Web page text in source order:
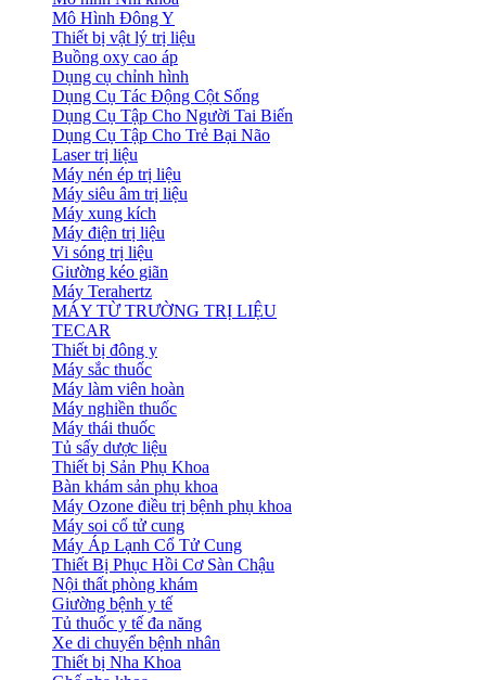
Mô Hình Đông Y
Thiết bị vật lý trị liệu
Buồng oxy cao áp
Dụng cụ chỉnh hình
Dụng Cụ Tác Động Cột Sống
Dụng Cụ Tập Cho Người Tai Biến
Dụng Cụ Tập Cho Trẻ Bại Não
Laser trị liệu
Máy nén ép trị liệu
Máy siêu âm trị liệu
Máy xung kích
Máy điện trị liệu
Vi sóng trị liệu
Giường kéo giãn
Máy Terahertz
MÁY TỪ TRƯỜNG TRỊ LIỆU
TECAR
Thiết bị đông y
Máy sắc thuốc
Máy làm viên hoàn
Máy nghiền thuốc
Máy thái thuốc
Tủ sấy dược liệu
Thiết bị Sản Phụ Khoa
Bàn khám sản phụ khoa
Máy Ozone điều trị bệnh phụ khoa
Máy soi cổ tử cung
Máy Áp Lạnh Cổ Tử Cung
Thiết Bị Phục Hồi Cơ Sàn Chậu
Nội thất phòng khám
Giường bệnh y tế
Tủ thuốc y tế đa năng
Xe di chuyển bệnh nhân
Thiết bị Nha Khoa